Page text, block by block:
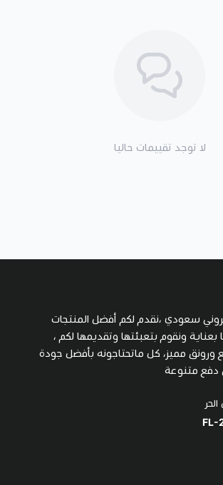
لا توجد تقييمات حاليا
سعودي ،نقدم لكم أفضل المنتجات
بعناية ونقوم بتعبئتها وتقديمها لكم ،
ورونق مميز، كل ماتحتاجونه بأفضل جودة
دفع متنوعة
FL-